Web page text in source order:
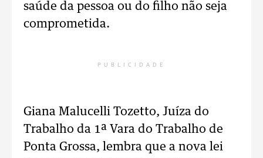
saúde da pessoa ou do filho não seja
comprometida.
PUBLICIDADE
Giana Malucelli Tozetto, Juíza do
Trabalho da 1ª Vara do Trabalho de
Ponta Grossa, lembra que a nova lei